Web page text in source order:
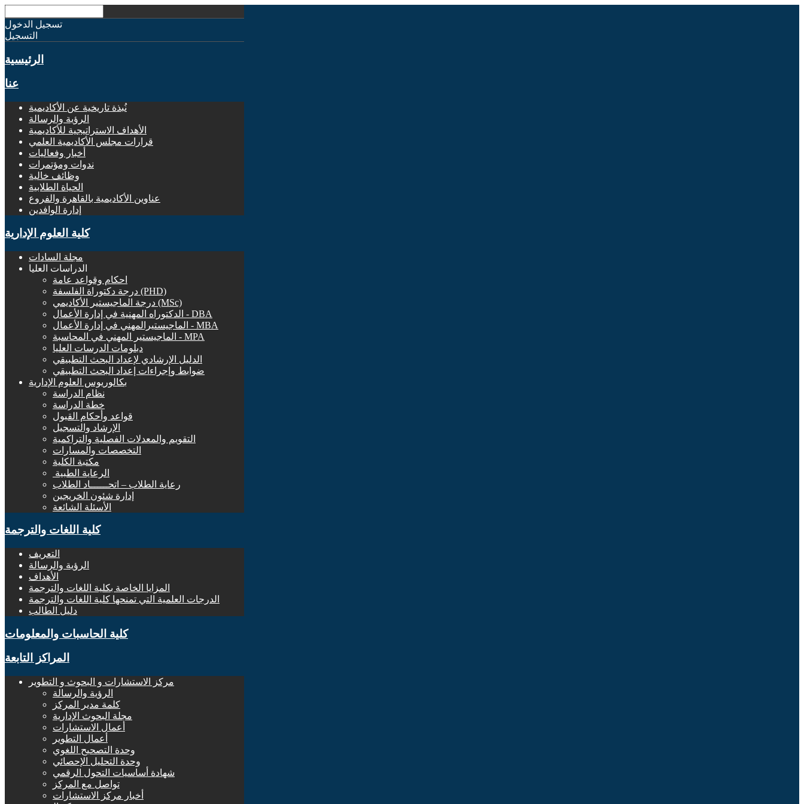
تسجيل الدخول
التسجيل
الرئيسية
عنا
نُبذة تاريخية عن الأكاديمية
الرؤية والرسالة
الأهداف الاستراتيجية للأكاديمية
قرارات مجلس الأكاديمية العلمي
أخبار وفعاليات
ندوات ومؤتمرات
وظائف خالية
الحياة الطلابية
عناوين الأكاديمية بالقاهرة والفروع
إدارة الوافدين
كلية العلوم الإدارية
مجلة السادات
الدراسات العليا
احكام وقواعد عامة
درجة دكتوراة الفلسفة (PHD)
درجة الماجيستير الأكاديمي (MSc)
الدكتوراه المهنية في إدارة الأعمال - DBA
الماجيستيرالمهني في إدارة الأعمال - MBA
الماجيستير المهني في المحاسبة - MPA
دبلومات الدرسات العليا
الدليل الإرشادي لإعداد البحث التطبيقي
ضوابط وإجراءات إعداد البحث التطبيقي
بكالوريوس العلوم الإدارية
نظام الدراسة
خطة الدراسة
قواعد وأحكام القبول
الإرشاد والتسجيل
التقويم والمعدلات الفصلية والتراكمية
التخصصات والمسارات
مكتبة الكلية
الرعاية الطبية ‏
رعاية الطلاب – اتحــــــاد الطلاب
إدارة شئون الخريجين
الأسئلة الشائعة
كلية اللغات والترجمة
التعريف
الرؤية والرسالة
الأهداف
المزايا الخاصة بكلية اللغات والترجمة
الدرجات العلمية التي تمنحها كلية اللغات والترجمة
دليل الطالب
كلية الحاسبات والمعلومات
المراكز التابعة
مركز الاستشارات و البحوث و التطوير
الرؤية والرسالة
كلمة مدير المركز
مجلة البحوث الإدارية
أعمال الاستشارات
أعمال التطوير
وحدة التصحيح اللغوي
وحدة التحليل الإحصائي
شهادة أساسيات التحول الرقمي
تواصل مع المركز
أخبار مركز الاستشارات